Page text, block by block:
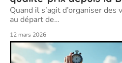
Quand il s’agit d’organiser
au départ de…
12 mars 2026